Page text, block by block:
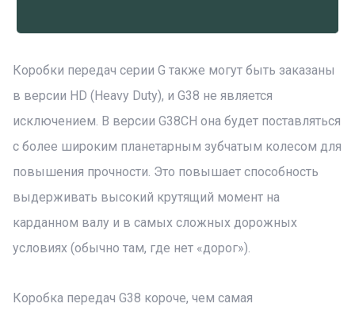
Коробки передач серии G также могут быть заказаны
в версии HD (Heavy Duty), и G38 не является
исключением. В версии G38CH она будет поставляться
с более широким планетарным зубчатым колесом для
повышения прочности. Это повышает способность
выдерживать высокий крутящий момент на
карданном валу и в самых сложных дорожных
условиях (обычно там, где нет «дорог»).
Коробка передач G38 короче, чем самая